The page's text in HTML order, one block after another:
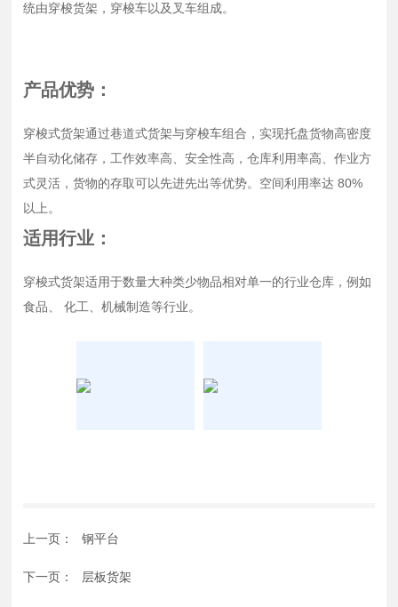
统由穿梭货架，穿梭车以及叉车组成。
产品优势：
穿梭式货架通过巷道式货架与穿梭车组合，实现托盘货物高密度
半自动化储存，工作效率高、安全性高，仓库利用率高、作业方
式灵活，货物的存取可以先进先出等优势。空间利用率达 80%
以上。
适用行业：
穿梭式货架适用于数量大种类少物品相对单一的行业仓库，例如
食品、 化工、机械制造等行业。
上一页： 钢平台
下一页： 层板货架